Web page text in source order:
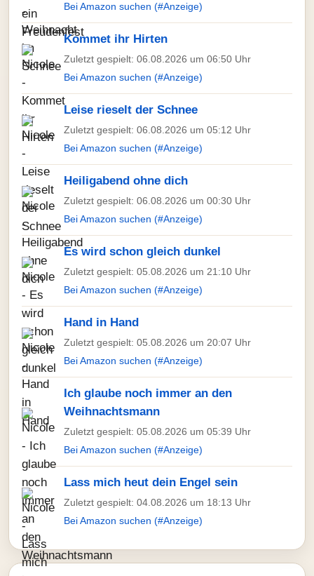
Bei Amazon suchen (#Anzeige)
Kommet ihr Hirten
Zuletzt gespielt: 06.08.2026 um 06:50 Uhr
Bei Amazon suchen (#Anzeige)
Leise rieselt der Schnee
Zuletzt gespielt: 06.08.2026 um 05:12 Uhr
Bei Amazon suchen (#Anzeige)
Heiligabend ohne dich
Zuletzt gespielt: 06.08.2026 um 00:30 Uhr
Bei Amazon suchen (#Anzeige)
Es wird schon gleich dunkel
Zuletzt gespielt: 05.08.2026 um 21:10 Uhr
Bei Amazon suchen (#Anzeige)
Hand in Hand
Zuletzt gespielt: 05.08.2026 um 20:07 Uhr
Bei Amazon suchen (#Anzeige)
Ich glaube noch immer an den
Weihnachtsmann
Zuletzt gespielt: 05.08.2026 um 05:39 Uhr
Bei Amazon suchen (#Anzeige)
Lass mich heut dein Engel sein
Zuletzt gespielt: 04.08.2026 um 18:13 Uhr
Bei Amazon suchen (#Anzeige)